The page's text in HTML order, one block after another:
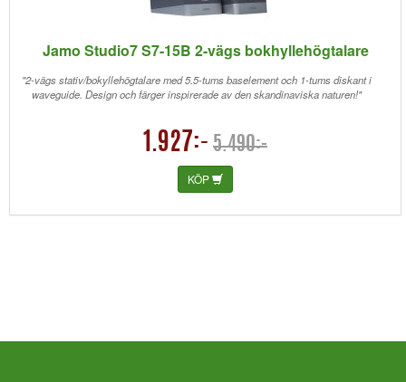
Jamo Studio7 S7-15B 2-vägs bokhyllehögtalare
"2-vägs stativ/bokyllehögtalare med 5.5-tums baselement och 1-tums diskant i
waveguide. Design och färger inspirerade av den skandinaviska naturen!"
1.927:- 5.490:-
KÖP